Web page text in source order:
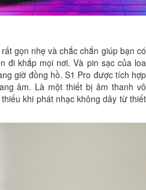
gọn nhẹ và chắc chắn giúp bạn có
đi khắp mọi nơi. Và pin sạc của loa
giờ đồng hồ. S1 Pro được tích hợp
âm. Là một thiết bị âm thanh vô
khi phát nhạc không dây từ thiết